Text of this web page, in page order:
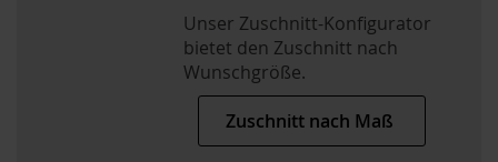
Unser Zuschnitt-Konfigurator
bietet den Zuschnitt nach
Wunschgröße.
Zuschnitt nach Maß